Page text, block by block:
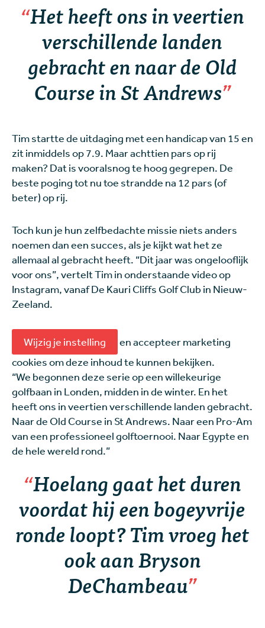
Het heeft ons in veertien
verschillende landen
gebracht en naar de Old
Course in St Andrews
Tim startte de uitdaging met een handicap van 15 en
zit inmiddels op 7.9. Maar achttien pars op rij
maken? Dat is vooralsnog te hoog gegrepen. De
beste poging tot nu toe strandde na 12 pars (of
beter) op rij.
Toch kun je hun zelfbedachte missie niets anders
noemen dan een succes, als je kijkt wat het ze
allemaal al gebracht heeft. “Dit jaar was ongelooflijk
voor ons”, vertelt Tim in onderstaande video op
Instagram, vanaf De Kauri Cliffs Golf Club in Nieuw-
Zeeland.
Wijzig je instelling
en accepteer marketing
cookies om deze inhoud te kunnen bekijken.
“We begonnen deze serie op een willekeurige
golfbaan in Londen, midden in de winter. En het
heeft ons in veertien verschillende landen gebracht.
Naar de Old Course in St Andrews. Naar een Pro-Am
van een professioneel golftoernooi. Naar Egypte en
de hele wereld rond.”
Hoelang gaat het duren
voordat hij een bogeyvrije
ronde loopt? Tim vroeg het
ook aan Bryson
DeChambeau